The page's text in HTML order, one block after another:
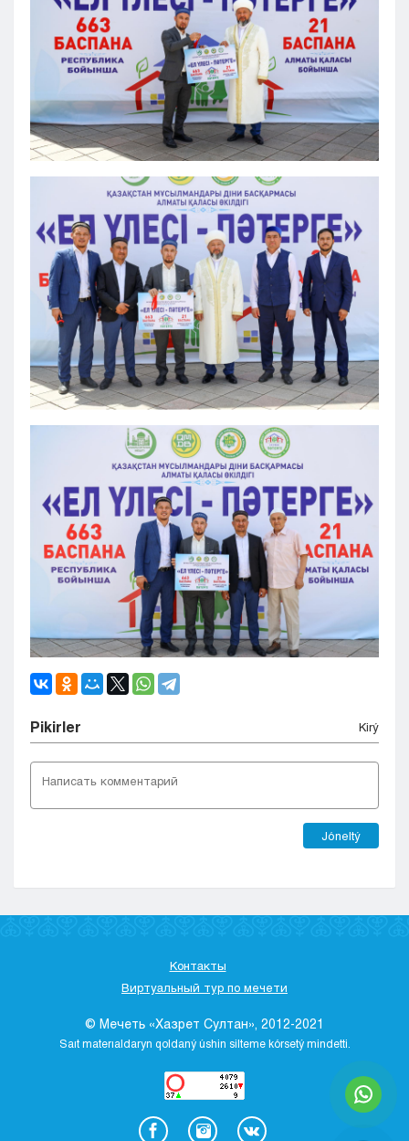
Pіkіrler Kіrý
Jóneltý
Контакты
Виртуальный тур по мечети
© Мечеть «Хазрет Султан», 2012-2021
Saıt materıaldaryn qoldaný úshіn sіlteme kórsetý mіndettі.